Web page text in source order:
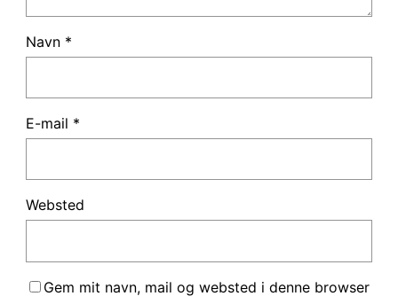
Navn *
E-mail *
Websted
Gem mit navn, mail og websted i denne browser